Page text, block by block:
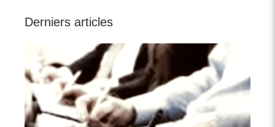
Derniers articles